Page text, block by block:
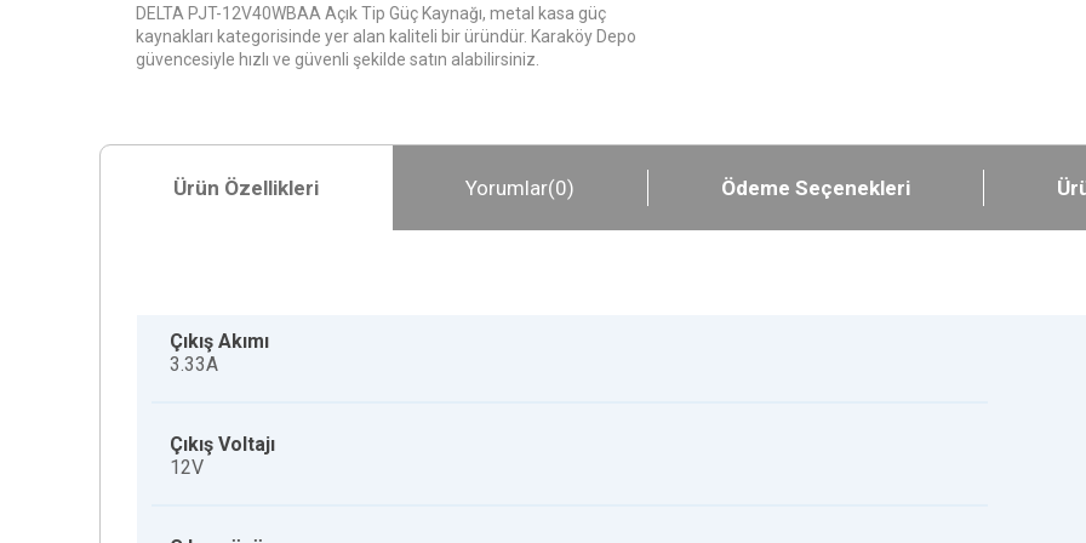
DELTA PJT-12V40WBAA Açık Tip Güç Kaynağı, metal kasa güç
kaynakları kategorisinde yer alan kaliteli bir üründür. Karaköy Depo
güvencesiyle hızlı ve güvenli şekilde satın alabilirsiniz.
Ürün Özellikleri Yorumlar(0) Ödeme Seçenekleri
Çıkış Akımı
3.33A
Çıkış Voltajı
12V